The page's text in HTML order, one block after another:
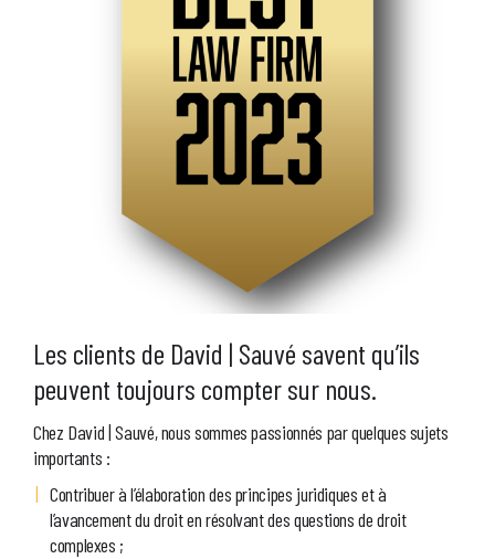
Les clients de David | Sauvé savent qu’ils
peuvent toujours compter sur nous.
Chez David | Sauvé, nous sommes passionnés par quelques sujets
importants :
Contribuer à l’élaboration des principes juridiques et à
l’avancement du droit en résolvant des questions de droit
complexes ;